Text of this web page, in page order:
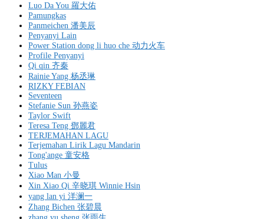
Luo Da You 羅大佑
Pamungkas
Panmeichen 潘美辰
Penyanyi Lain
Power Station dong li huo che 动力火车
Profile Penyanyi
Qi qin 齐秦
Rainie Yang 杨丞琳
RIZKY FEBIAN
Seventeen
Stefanie Sun 孙燕姿
Taylor Swift
Teresa Teng 鄧麗君
TERJEMAHAN LAGU
Terjemahan Lirik Lagu Mandarin
Tong'ange 童安格
Tulus
Xiao Man 小曼
Xin Xiao Qi 辛晓琪 Winnie Hsin
yang lan yi 洋澜一
Zhang Bichen 张碧晨